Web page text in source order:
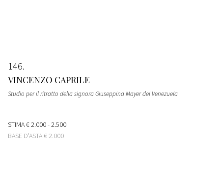
146
VINCENZO CAPRILE
Studio per il ritratto della signora Giuseppina Mayer del Venezuela
STIMA€ 2.000 - 2.500
BASE D'ASTA€ 2.000